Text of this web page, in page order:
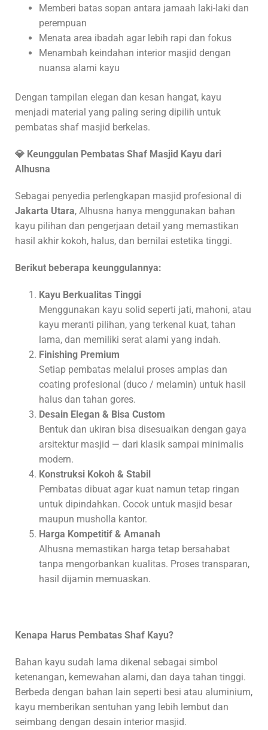
Memberi batas sopan antara jamaah laki-laki dan
perempuan
Menata area ibadah agar lebih rapi dan fokus
Menambah keindahan interior masjid dengan
nuansa alami kayu
Dengan tampilan elegan dan kesan hangat, kayu
menjadi material yang paling sering dipilih untuk
pembatas shaf masjid berkelas.
💎 Keunggulan Pembatas Shaf Masjid Kayu dari
Alhusna
Sebagai penyedia perlengkapan masjid profesional di
Jakarta Utara, Alhusna hanya menggunakan bahan
kayu pilihan dan pengerjaan detail yang memastikan
hasil akhir kokoh, halus, dan bernilai estetika tinggi.
Berikut beberapa keunggulannya:
Kayu Berkualitas Tinggi
Menggunakan kayu solid seperti jati, mahoni, atau
kayu meranti pilihan, yang terkenal kuat, tahan
lama, dan memiliki serat alami yang indah.
Finishing Premium
Setiap pembatas melalui proses amplas dan
coating profesional (duco / melamin) untuk hasil
halus dan tahan gores.
Desain Elegan & Bisa Custom
Bentuk dan ukiran bisa disesuaikan dengan gaya
arsitektur masjid — dari klasik sampai minimalis
modern.
Konstruksi Kokoh & Stabil
Pembatas dibuat agar kuat namun tetap ringan
untuk dipindahkan. Cocok untuk masjid besar
maupun musholla kantor.
Harga Kompetitif & Amanah
Alhusna memastikan harga tetap bersahabat
tanpa mengorbankan kualitas. Proses transparan,
hasil dijamin memuaskan.
Kenapa Harus Pembatas Shaf Kayu?
Bahan kayu sudah lama dikenal sebagai simbol
ketenangan, kemewahan alami, dan daya tahan tinggi.
Berbeda dengan bahan lain seperti besi atau aluminium,
kayu memberikan sentuhan yang lebih lembut dan
seimbang dengan desain interior masjid.